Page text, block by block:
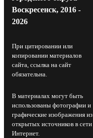
Воскресенск, 2016 -
2026
При цитировании или
копировании материалов
сайта, ссылка на сайт
обязательна.
В материалах могут быть
использованы фотографии и
графические изображения из
открытых источников в сети
Интернет.